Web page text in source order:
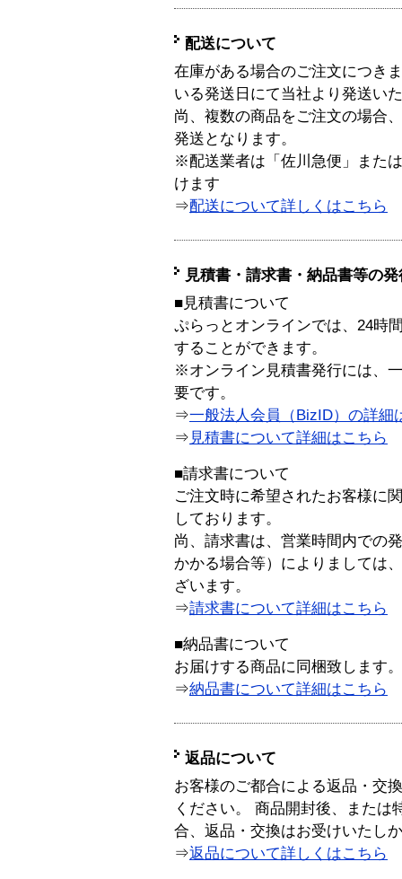
配送について
在庫がある場合のご注文につき
いる発送日にて当社より発送い
尚、複数の商品をご注文の場合
発送となります。
※配送業者は「佐川急便」また
けます
⇒配送について詳しくはこちら
見積書・請求書・納品書等の
■見積書について
ぷらっとオンラインでは、24時
することができます。
※オンライン見積書発行には、
要です。
⇒一般法人会員（BizID）の詳細
⇒ 見積書について詳細はこちら
■請求書について
ご注文時に希望されたお客様に
しております。
尚、請求書は、営業時間内での
かかる場合等）によりましては
ざいます。
⇒請求書について詳細はこちら
■納品書について
お届けする商品に同梱致します。
⇒納品書について詳細はこちら
返品について
お客様のご都合による返品・交
ください。 商品開封後、または
合、返品・交換はお受けいたし
⇒返品について詳しくはこちら